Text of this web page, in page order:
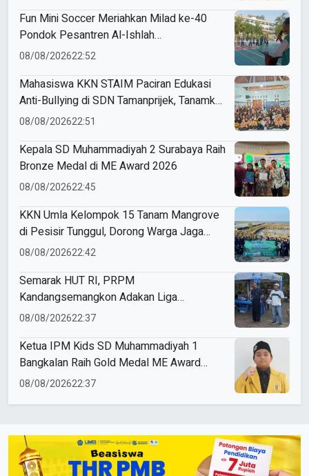
Fun Mini Soccer Meriahkan Milad ke-40
Pondok Pesantren Al-Ishlah
Sendangagung
08/08/202622:52
Mahasiswa KKN STAIM Paciran Edukasi
Anti-Bullying di SDN Tamanprijek, Tanamkan
Empati Sejak Dini
08/08/202622:51
Kepala SD Muhammadiyah 2 Surabaya Raih
Bronze Medal di ME Award 2026
08/08/202622:45
KKN Umla Kelompok 15 Tanam Mangrove
di Pesisir Tunggul, Dorong Warga Jaga
Lingkungan
08/08/202622:42
Semarak HUT RI, PRPM
Kandangsemangkon Adakan Liga
Kemerdekaan 2026
08/08/202622:37
Ketua IPM Kids SD Muhammadiyah 1
Bangkalan Raih Gold Medal ME Award
2026
08/08/202622:37